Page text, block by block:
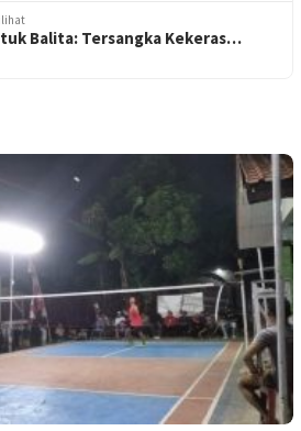
Balita: Tersangka Kekeras…